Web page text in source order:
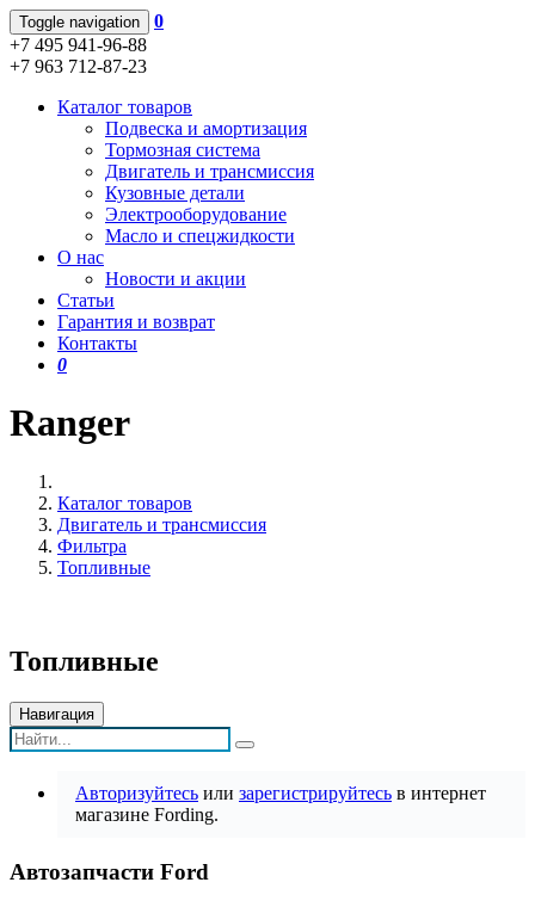
Toggle navigation
0
+7 495 941-96-88
+7 963 712-87-23
Каталог товаров
Подвеска и амортизация
Тормозная система
Двигатель и трансмиссия
Кузовные детали
Электрооборудование
Масло и спецжидкости
О нас
Новости и акции
Статьи
Гарантия и возврат
Контакты
0
Ranger
Каталог товаров
Двигатель и трансмиссия
Фильтра
Топливные
Топливные
Навигация
Авторизуйтесь или зарегистрируйтесь в интернет
магазине Fording.
Автозапчасти Ford